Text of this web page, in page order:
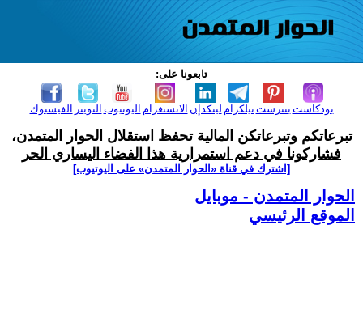
تابعونا على:
الفيسبوك التويتر اليوتيوب الانستغرام لينكدإن تيلكرامبنترست بودكاست
تبرعاتكم وتبرعاتكن المالية تحفظ استقلال الحوار المتمدن،
فشاركونا في دعم استمرارية هذا الفضاء اليساري الحر
[اشترك في قناة ‫«الحوار المتمدن» على اليوتيوب]
الحوار المتمدن - موبايل
الموقع الرئيسي